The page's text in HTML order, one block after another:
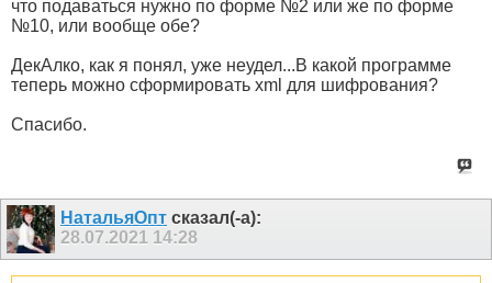
что подаваться нужно по форме №2 или же по форме
№10, или вообще обе?
ДекАлко, как я понял, уже неудел...В какой программе
теперь можно сформировать xml для шифрования?
Спасибо.
НатальяОпт сказал(-а):
28.07.2021 14:28